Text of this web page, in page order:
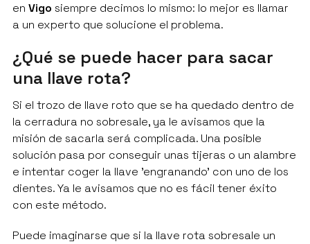
en Vigo siempre decimos lo mismo: lo mejor es llamar
a un experto que solucione el problema.
¿Qué se puede hacer para sacar
una llave rota?
Si el trozo de llave roto que se ha quedado dentro de
la cerradura no sobresale, ya le avisamos que la
misión de sacarla será complicada. Una posible
solución pasa por conseguir unas tijeras o un alambre
e intentar coger la llave 'engranando' con uno de los
dientes. Ya le avisamos que no es fácil tener éxito
con este método.
Puede imaginarse que si la llave rota sobresale un